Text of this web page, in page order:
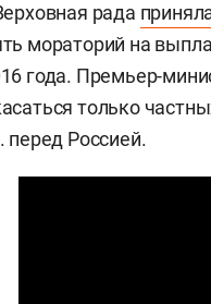
рада
мораторий на
года. Премьер-
только
перед Россией.